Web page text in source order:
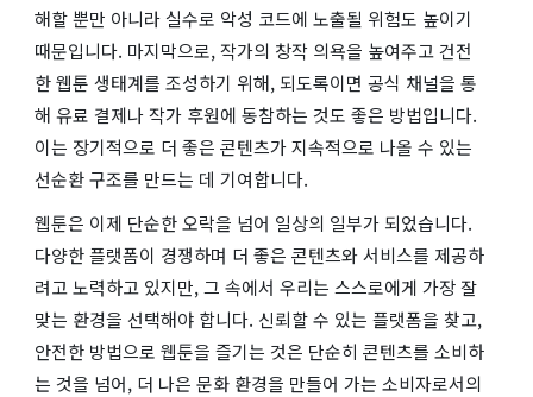
해할 뿐만 아니라 실수로 악성 코드에 노출될 위험도 높이기
때문입니다. 마지막으로, 작가의 창작 의욕을 높여주고 건전
한 웹툰 생태계를 조성하기 위해, 되도록이면 공식 채널을 통
해 유료 결제나 작가 후원에 동참하는 것도 좋은 방법입니다.
이는 장기적으로 더 좋은 콘텐츠가 지속적으로 나올 수 있는
선순환 구조를 만드는 데 기여합니다.
웹툰은 이제 단순한 오락을 넘어 일상의 일부가 되었습니다.
다양한 플랫폼이 경쟁하며 더 좋은 콘텐츠와 서비스를 제공하
려고 노력하고 있지만, 그 속에서 우리는 스스로에게 가장 잘
맞는 환경을 선택해야 합니다. 신뢰할 수 있는 플랫폼을 찾고,
안전한 방법으로 웹툰을 즐기는 것은 단순히 콘텐츠를 소비하
는 것을 넘어, 더 나은 문화 환경을 만들어 가는 소비자로서의